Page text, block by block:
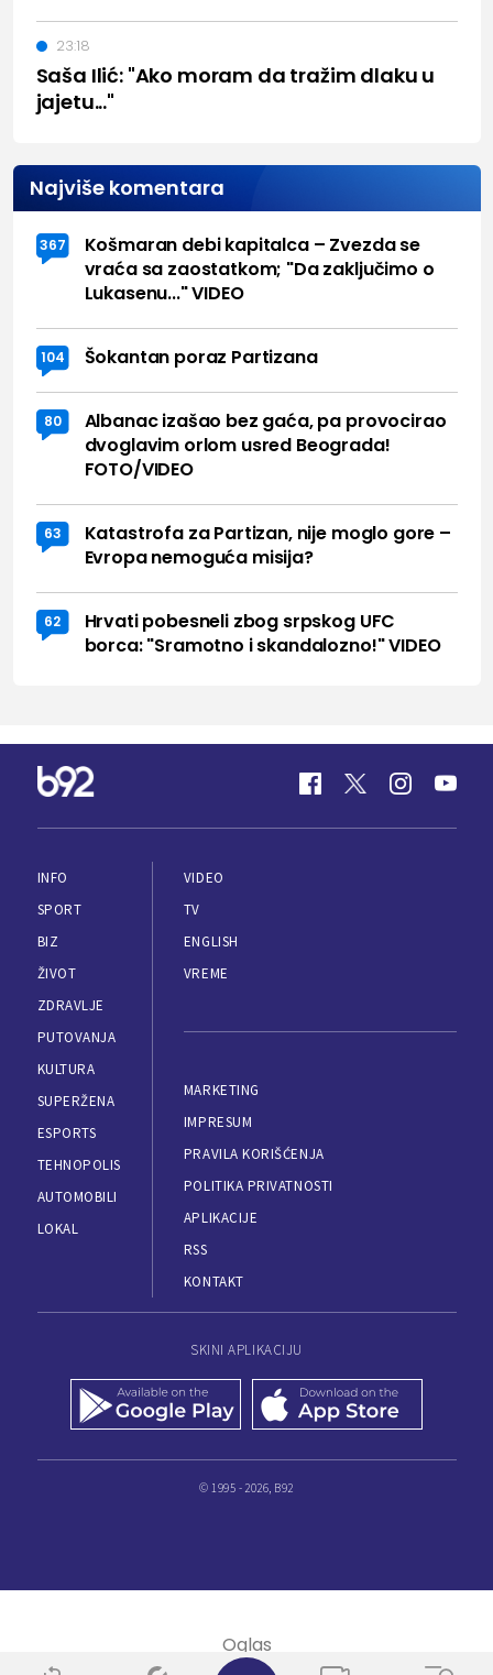
Saša Ilić: "Ako moram da tražim dlaku u
jajetu..."
23:18
Najviše komentara
367
Košmaran debi kapitalca – Zvezda se
vraća sa zaostatkom; "Da zaključimo o
Lukasenu..." VIDEO
104 Šokantan poraz Partizana
80
Albanac izašao bez gaća, pa provocirao
dvoglavim orlom usred Beograda!
FOTO/VIDEO
63
Katastrofa za Partizan, nije moglo gore –
Evropa nemoguća misija?
62
Hrvati pobesneli zbog srpskog UFC
borca: "Sramotno i skandalozno!" VIDEO
INFO
SPORT
BIZ
ŽIVOT
ZDRAVLJE
PUTOVANJA
KULTURA
SUPERŽENA
ESPORTS
TEHNOPOLIS
AUTOMOBILI
LOKAL
VIDEO
TV
ENGLISH
VREME
MARKETING
IMPRESUM
PRAVILA KORIŠĆENJA
POLITIKA PRIVATNOSTI
APLIKACIJE
RSS
KONTAKT
SKINI APLIKACIJU
© 1995 - 2026, B92